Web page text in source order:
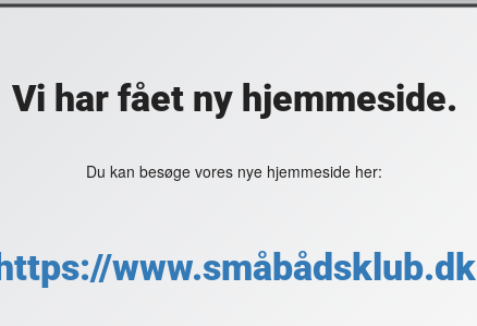
Vi har fået ny hjemmeside.
Du kan besøge vores nye hjemmeside her:
https://www.småbådsklub.dk